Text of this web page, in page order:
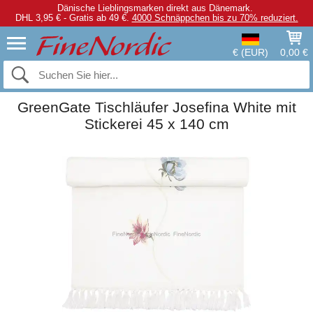
Dänische Lieblingsmarken direkt aus Dänemark.
DHL 3,95 € - Gratis ab 49 €. 4000 Schnäppchen bis zu 70% reduziert.
€ (EUR) 0,00 €
GreenGate Tischläufer Josefina White mit
Stickerei 45 x 140 cm